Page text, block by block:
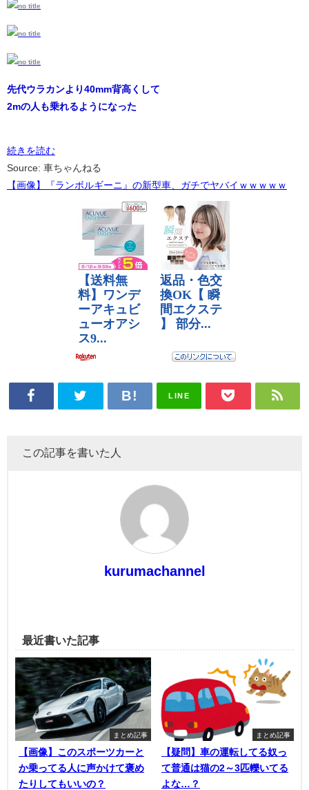
先代ウラカンより40mm背高くして
2mの人も乗れるようになった
続きを読む
Source: 車ちゃんねる
【画像】『ランボルギーニ』の新型車、ガチでヤバイｗｗｗｗｗ
LINE
この記事を書いた人
kurumachannel
最近書いた記事
まとめ記事
【画像】このスポーツカーと
か乗ってる人に声かけて褒め
たりしてもいいの？
まとめ記事
【疑問】車の運転してる奴っ
て普通は猫の2～3匹轢いてる
よな…？